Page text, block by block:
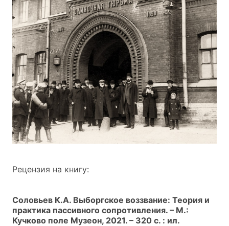
Рецензия на книгу:
Соловьев К.А. Выборгское воззвание: Теория и
практика пассивного сопротивления. – М.:
Кучково поле Музеон, 2021. – 320 с. : ил.